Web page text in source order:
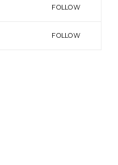
FOLLOW
FOLLOW